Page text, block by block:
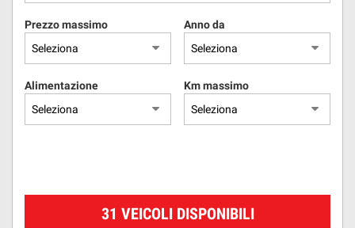
Prezzo massimo Anno da
Alimentazione Km massimo
31 VEICOLI DISPONIBILI